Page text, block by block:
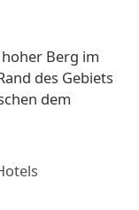
Berg im
des Gebiets
dem